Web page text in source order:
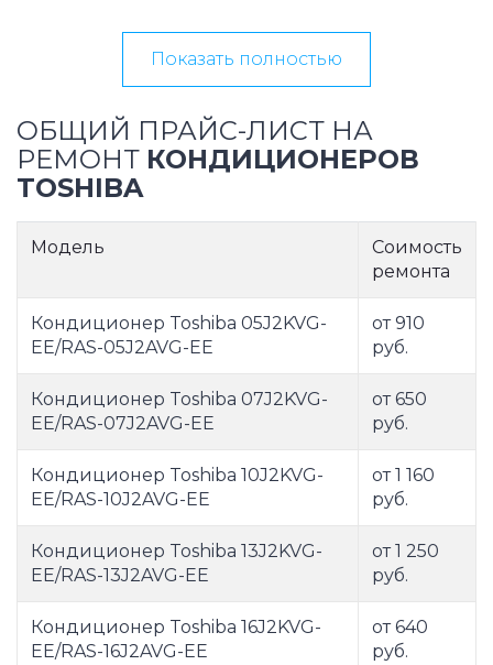
Показать полностью
ОБЩИЙ ПРАЙС-ЛИСТ НА
РЕМОНТ КОНДИЦИОНЕРОВ
TOSHIBA
Модель
Соимость
ремонта
Кондиционер Toshiba 05J2KVG-
EE/RAS-05J2AVG-EE
от 910
руб.
Кондиционер Toshiba 07J2KVG-
EE/RAS-07J2AVG-EE
от 650
руб.
Кондиционер Toshiba 10J2KVG-
EE/RAS-10J2AVG-EE
от 1 160
руб.
Кондиционер Toshiba 13J2KVG-
EE/RAS-13J2AVG-EE
от 1 250
руб.
Кондиционер Toshiba 16J2KVG-
EE/RAS-16J2AVG-EE
от 640
руб.